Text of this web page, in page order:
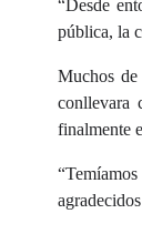
“Desde
pública, la
Muchos
conllevara
finalmente